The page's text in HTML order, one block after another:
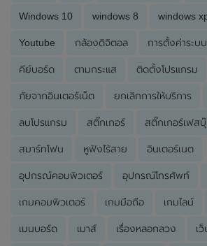
Windows 10 windows 8 windows
Youtube กล้องดิจิตอล การตั้งค่าระบบ
คีย์บอร์ด ตามกระแส ติดตั้งโปรแกรม
ภัยจากอินเตอร์เน็ต ยกเลิกการให้บริการ
ลบโปรแกรม สติ๊กเกอร์ สติ๊กเกอร์เฟส
สมาร์ทโฟน หูฟังไร้สาย อินเตอร์เนต
อุปกรณ์คอมพิวเตอร์ อุปกรณ์โทรศัพท์
เกมคอมพิวเตอร์ เกมมือถือ เกมไลน์
เมนบอร์ด เมาส์ เรื่องหลอกลวง เ